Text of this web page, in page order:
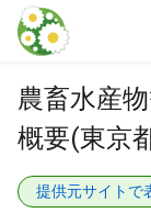
本文に飛ぶ
農畜水産
概要(東京
提供元サイトで